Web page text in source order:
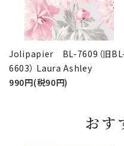
Jolipapier BL-7609（旧
6603） Laura Ashley
990円(税90円)
おす